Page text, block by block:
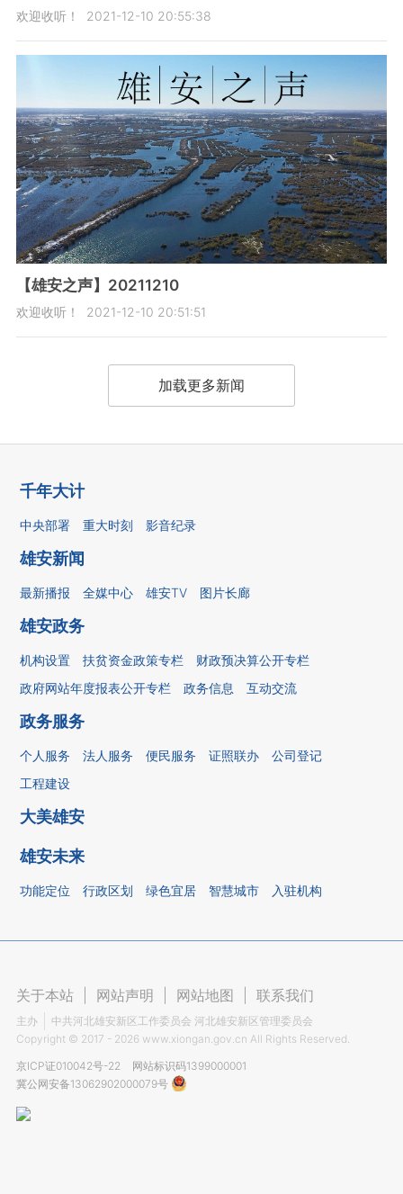
欢迎收听！ 2021-12-10 20:55:38
【雄安之声】20211210
欢迎收听！ 2021-12-10 20:51:51
加载更多新闻
千年大计
中央部署 重大时刻 影音纪录
雄安新闻
最新播报 全媒中心 雄安TV 图片长廊
雄安政务
机构设置 扶贫资金政策专栏
财政预决算公开专栏
政府网站年度报表公开专栏
政务信息 互动交流
政务服务
个人服务 法人服务 便民服务 证照联办
公司登记
工程建设
大美雄安
雄安未来
功能定位 行政区划 绿色宜居 智慧城市 入驻机构
关于本站 网站声明 网站地图 联系我们
主办
中共河北雄安新区工作委员会 河北雄安新区管理委员会
Copyright © 2017 - 2026 www.xiongan.gov.cn All Rights Reserved.
京ICP证010042号-22
网站标识码1399000001
冀公网安备13062902000079号